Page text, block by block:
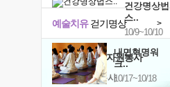
건강명상법
스..
10/9~10/10
내면혁명워
크..
10/17~10/18
예술치유걷기명상 >
'옹달샘의 꽃'자원봉사
· 청년 자원봉사